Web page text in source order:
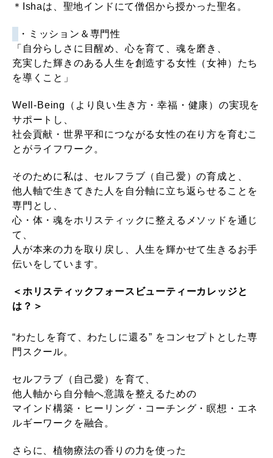
＊Ishaは、聖地インドにて僧侶から授かった聖名。
・ミッション＆専門性
「自分らしさに目醒め、心を育て、魂を磨き、
充実した輝きのある人生を創造する女性（女神）たち
を導くこと」
Well-Being（より良い生き方・幸福・健康）の実現を
サポートし、
社会貢献・世界平和につながる女性の在り方を育むこ
とがライフワーク。
そのために私は、セルフラブ（自己愛）の育成と、
他人軸で生きてきた人を自分軸に立ち返らせることを
専門とし、
心・体・魂をホリスティックに整えるメソッドを通じ
て、
人が本来の力を取り戻し、人生を輝かせて生きるお手
伝いをしています。
＜ホリスティックフォースビューティーカレッジと
は？＞
“わたしを育て、わたしに還る” をコンセプトとした専
門スクール。
セルフラブ（自己愛）を育て、
他人軸から自分軸へ意識を整えるための
マインド構築・ヒーリング・コーチング・瞑想・エネ
ルギーワークを融合。
さらに、植物療法の香りの力を使った